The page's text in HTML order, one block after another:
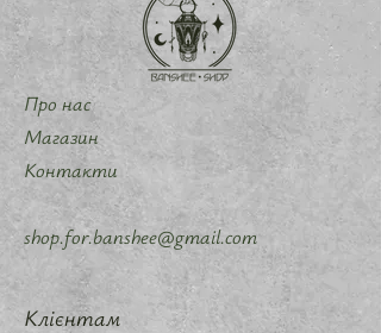
Про нас
Магазин
Контакти
shop.for.banshee@gmail.com
Клієнтам